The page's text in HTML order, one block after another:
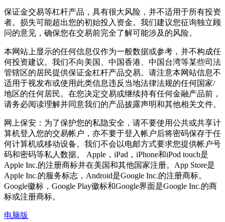
保证金交易等杠杆产品，具有很大风险，并不适用于所有投资
者。损失可能超出您的初始投入资金。我们建议您征询独立顾
问的意见，确保您在交易前完全了解可能涉及的风险。
本网站上显示的任何信息仅作为一般数据或参考，并不构成任
何投资建议。我们不向美国、中国香港、中国台湾等某些司法
管辖区的居民提供保证金杠杆产品交易。请注意本网站信息不
适用于视发布或使用此类信息违反当地法律法规的任何国家/
地区的任何居民。在您决定交易或继续持有任何金融产品前，
请务必阅读理解并同意我们的产品披露声明和其他相关文件。
网上保安：为了保护您的私隐安全，请不要使用公共或共享计
算机登入您的交易帐户，亦不要于登入帐户后将密码保存于任
何计算机或移动设备。我们不会以电邮方式要求您提供帐户号
码和密码等私人数据。 Apple，iPad，iPhone和iPod touch是
Apple Inc.的注册商标并在美国和其他国家注册。App Store是
Apple Inc.的服务标志，Android是Google Inc.的注册商标。
Google徽标，Google Play徽标和Google界面是Google Inc.的商
标或注册商标。
电脑版